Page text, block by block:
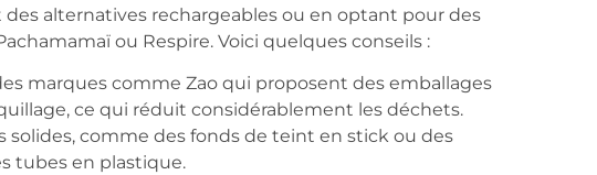
alternatives rechargeables ou en optant pour des
ou Respire. Voici quelques conseils :
marques comme Zao qui proposent des emballages
ce qui réduit considérablement les déchets.
solides, comme des fonds de teint en stick ou des
tubes en plastique.